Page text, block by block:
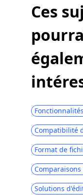
Ces
Compatibilité
Format de
Solutions